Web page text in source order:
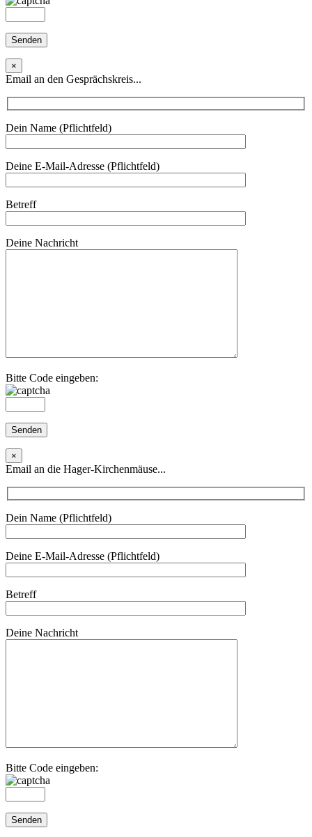
×
Email an den Gesprächskreis...
Dein Name (Pflichtfeld)
Deine E-Mail-Adresse (Pflichtfeld)
Betreff
Deine Nachricht
Bitte Code eingeben:
×
Email an die Hager-Kirchenmäuse...
Dein Name (Pflichtfeld)
Deine E-Mail-Adresse (Pflichtfeld)
Betreff
Deine Nachricht
Bitte Code eingeben: